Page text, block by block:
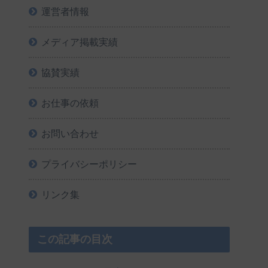
運営者情報
メディア掲載実績
協賛実績
お仕事の依頼
お問い合わせ
プライバシーポリシー
リンク集
この記事の目次